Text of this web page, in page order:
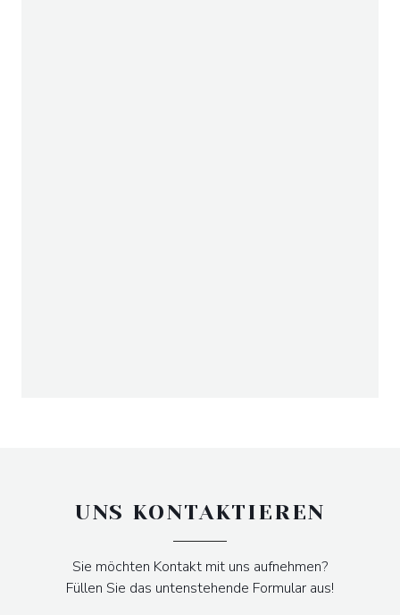
UNS KONTAKTIEREN
Sie möchten Kontakt mit uns aufnehmen?
Füllen Sie das untenstehende Formular aus!